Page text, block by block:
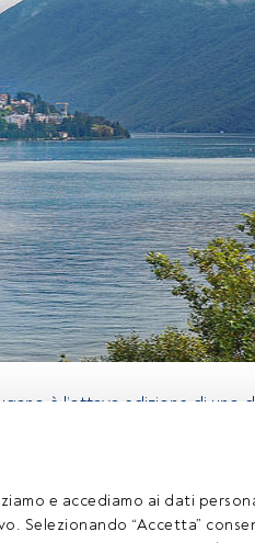
e accediamo ai dati
Selezionando “Accetta”
Accedere a FundsPeople
è l’ottava edizione di uno
unit linked…). Si terrà nel
area di esposizione per gli